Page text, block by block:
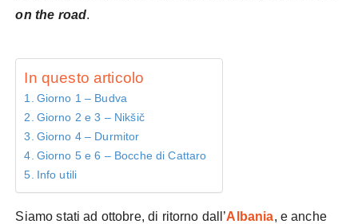
on the road.
In questo articolo
Giorno 1 – Budva
Giorno 2 e 3 – Nikšič
Giorno 4 – Durmitor
Giorno 5 e 6 – Bocche di Cattaro
Info utili
Siamo stati ad ottobre, di ritorno dall’Albania, e anche